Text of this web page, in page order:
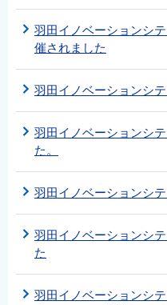
羽田イノベーションシ
催されました
羽田イノベーションシ
羽田イノベーションシ
た。
羽田イノベーションシ
羽田イノベーションシ
た
羽田イノベーションシ